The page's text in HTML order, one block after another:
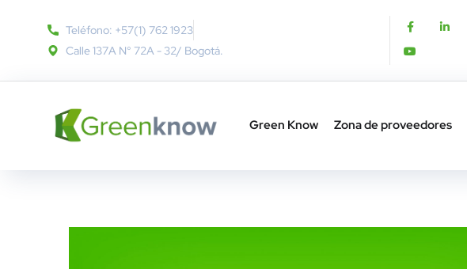
Teléfono: +57(1) 762 1923
Calle 137A N° 72A - 32​/ Bogotá.
Green Know Zona de proveedores